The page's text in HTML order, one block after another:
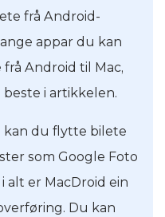
frå Android-
appar du kan
Android til Mac,
i artikkelen.
kan du flytte bilete
som Google Foto
alt er MacDroid ein
Du kan